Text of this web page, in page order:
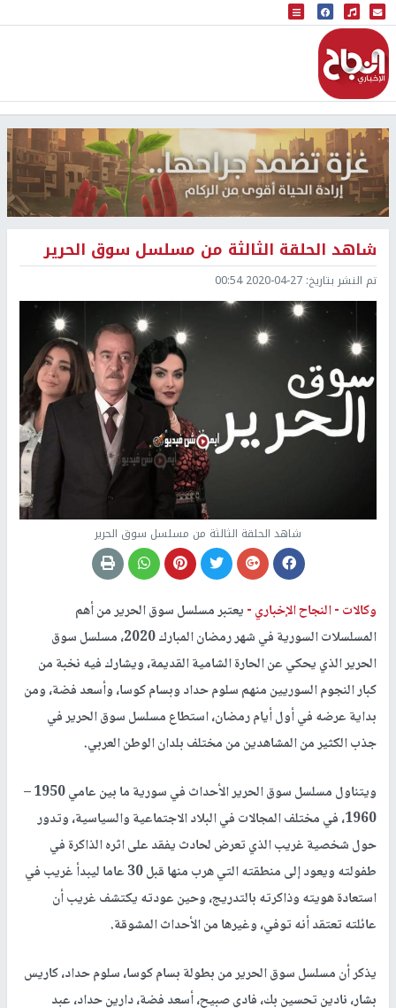
البث المباشر
إذاعة النجاح
شاهد الحلقة الثالثة من مسلسل سوق الحرير
تم النشر بتاريخ: 2020-04-27 00:54
شاهد الحلقة الثالثة من مسلسل سوق الحرير
وكالات -النجاح الإخباري -يعتبر مسلسل سوق الحرير من أهم
المسلسلات السورية في شهر رمضان المبارك 2020، مسلسل سوق
الحرير الذي يحكي عن الحارة الشامية القديمة، ويشارك فيه نخبة من
كبار النجوم السوريين منهم سلوم حداد وبسام كوسا، وأسعد فضة، ومن
بداية عرضه في أول أيام رمضان، استطاع مسلسل سوق الحرير في
جذب الكثير من المشاهدين من مختلف بلدان الوطن العربي.
ويتناول مسلسل سوق الحرير الأحداث في سورية ما بين عامي 1950 –
1960، في مختلف المجالات في البلاد الاجتماعية والسياسية، وتدور
حول شخصية غريب الذي تعرض لحادث يفقد على اثره الذاكرة في
طفولته ويعود إلى منطقته التي هرب منها قبل 30 عاما ليبدأ غريب في
استعادة هويته وذاكرته بالتدريج، وحين عودته يكتشف غريب أن
عائلته تعتقد أنه توفي، وغيرها من الأحداث المشوقة.
يذكر أن مسلسل سوق الحرير من بطولة بسام كوسا، سلوم حداد، كاريس
بشار، نادين تحسين بك، فادي صبيح، أسعد فضة، دارين حداد، عبد